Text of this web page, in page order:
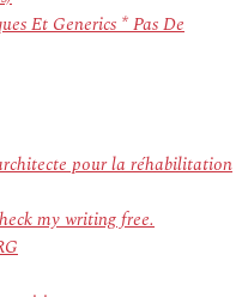
Et Generics * Pas De
pour la réhabilitation
my writing free.